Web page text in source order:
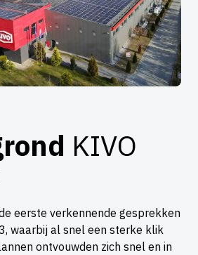
KIVO
eerste verkennende gesprekken
waarbij al snel een sterke klik
ontvouwden zich snel en in